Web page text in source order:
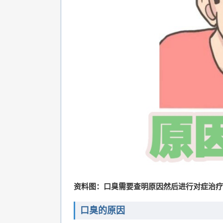
资料图：口臭需要查明原因然后进行对症治
口臭的原因